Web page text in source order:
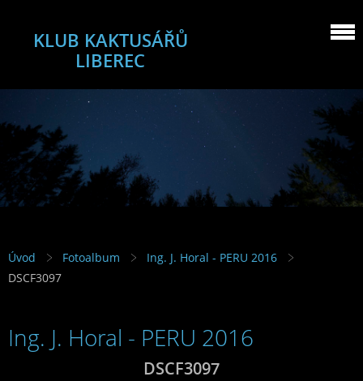
KLUB KAKTUSÁŘŮ
LIBEREC
Úvod Fotoalbum
Ing. J. Horal - PERU 2016
DSCF3097
Ing. J. Horal - PERU 2016
DSCF3097